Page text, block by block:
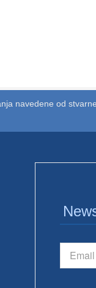
navedene od